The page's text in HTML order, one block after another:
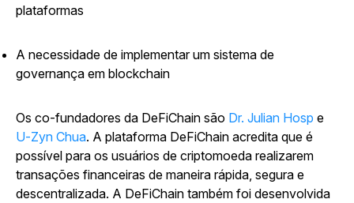
plataformas
A necessidade de implementar um sistema de
governança em blockchain
Os co-fundadores da DeFiChain são Dr. Julian Hosp e
U-Zyn Chua. A plataforma DeFiChain acredita que é
possível para os usuários de criptomoeda realizarem
transações financeiras de maneira rápida, segura e
descentralizada. A DeFiChain também foi desenvolvida